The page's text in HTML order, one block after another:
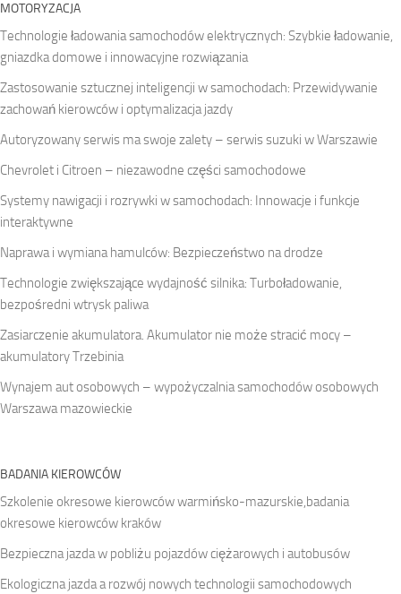
MOTORYZACJA
Technologie ładowania samochodów elektrycznych: Szybkie ładowanie,
gniazdka domowe i innowacyjne rozwiązania
Zastosowanie sztucznej inteligencji w samochodach: Przewidywanie
zachowań kierowców i optymalizacja jazdy
Autoryzowany serwis ma swoje zalety – serwis suzuki w Warszawie
Chevrolet i Citroen – niezawodne części samochodowe
Systemy nawigacji i rozrywki w samochodach: Innowacje i funkcje
interaktywne
Naprawa i wymiana hamulców: Bezpieczeństwo na drodze
Technologie zwiększające wydajność silnika: Turboładowanie,
bezpośredni wtrysk paliwa
Zasiarczenie akumulatora. Akumulator nie może stracić mocy –
akumulatory Trzebinia
Wynajem aut osobowych – wypożyczalnia samochodów osobowych
Warszawa mazowieckie
BADANIA KIEROWCÓW
Szkolenie okresowe kierowców warmińsko-mazurskie,badania
okresowe kierowców kraków
Bezpieczna jazda w pobliżu pojazdów ciężarowych i autobusów
Ekologiczna jazda a rozwój nowych technologii samochodowych